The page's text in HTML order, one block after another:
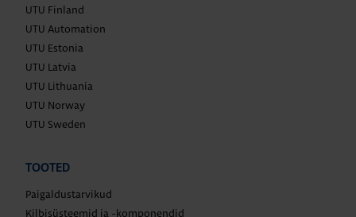
UTU Finland
UTU Automation
UTU Estonia
UTU Latvia
UTU Lithuania
UTU Norway
UTU Sweden
TOOTED
Paigaldustarvikud
Kilbisüsteemid ja -komponendid